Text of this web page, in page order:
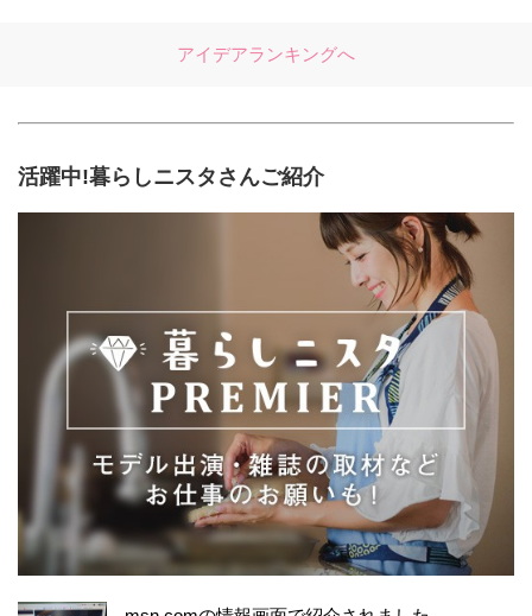
アイデアランキングへ
活躍中!暮らしニスタさんご紹介